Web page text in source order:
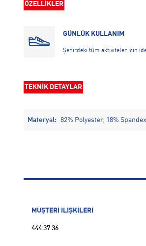
ÖZELLİKLER
GÜNLÜK KULLANIM
Şehirdeki tüm aktiviteler için
TEKNİK DETAYLAR
Materyal: 82% Polyester; 18%
MÜŞTERİ İLİŞKİLERİ
444 37 36